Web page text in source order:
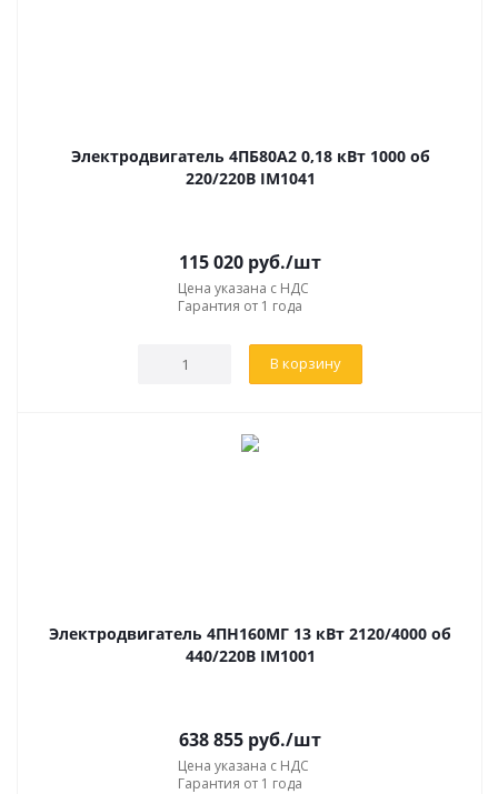
Электродвигатель 4ПБ80А2 0,18 кВт 1000 об
220/220В IM1041
115 020 руб./шт
Цена указана с НДС
Гарантия от 1 года
В корзину
Электродвигатель 4ПН160МГ 13 кВт 2120/4000 об
440/220В IM1001
638 855 руб./шт
Цена указана с НДС
Гарантия от 1 года